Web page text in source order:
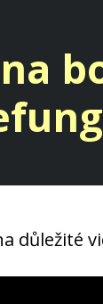
důležité